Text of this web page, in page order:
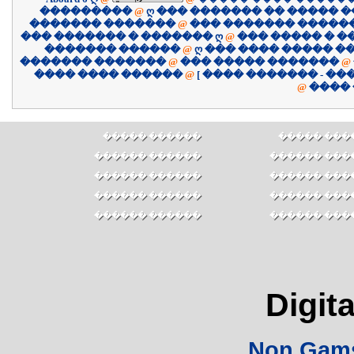
��������� @ ღ ��� ������� �� �����
������� ������� @ ��� �������
��� ������� � ������� ღ @ ��� ����� �
������� ������ @ ღ ��� ���� �����
������� ������� @ ��� ����� ������� @
@
������ ���� ����
@
������ �����
������ ������
������ ������
������ ������
������ ������
������
������
������
������
������